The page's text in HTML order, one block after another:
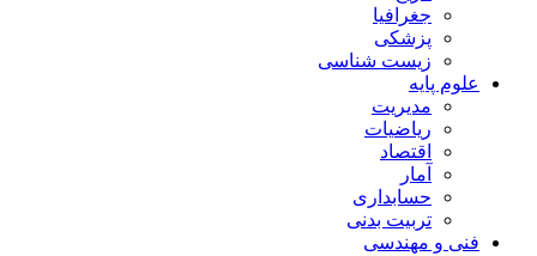
جغرافیا
پزشکی
زیست شناسی
علوم پایه
مدیریت
ریاضیات
اقتصاد
آمار
حسابداری
تربیت بدنی
فنی و مهندسی